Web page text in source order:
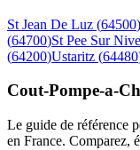
St Jean De Luz (64500)
(64700)St Pee Sur
(64200)Ustaritz (64480
Cout-Pompe-a-
Le guide de référence
en France. Comparez,